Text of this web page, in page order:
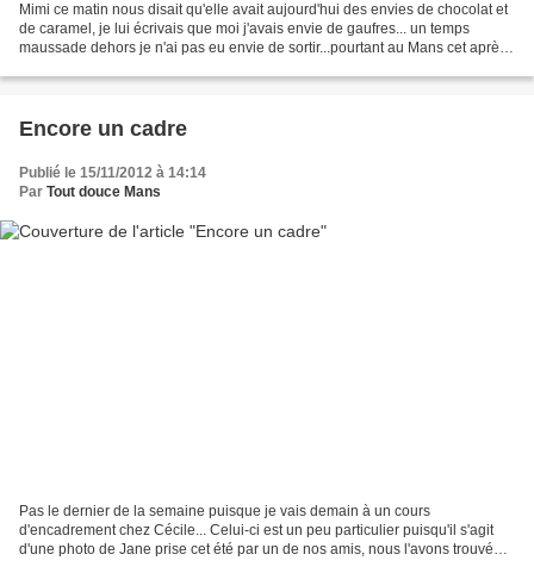
Mimi ce matin nous disait qu'elle avait aujourd'hui des envies de chocolat et
de caramel, je lui écrivais que moi j'avais envie de gaufres... un temps
maussade dehors je n'ai pas eu envie de sortir...pourtant au Mans cet après-
Encore un cadre
Publié le 15/11/2012 à 14:14
Par Tout douce Mans
Pas le dernier de la semaine puisque je vais demain à un cours
d'encadrement chez Cécile... Celui-ci est un peu particulier puisqu'il s'agit
d'une photo de Jane prise cet été par un de nos amis, nous l'avons trouvé